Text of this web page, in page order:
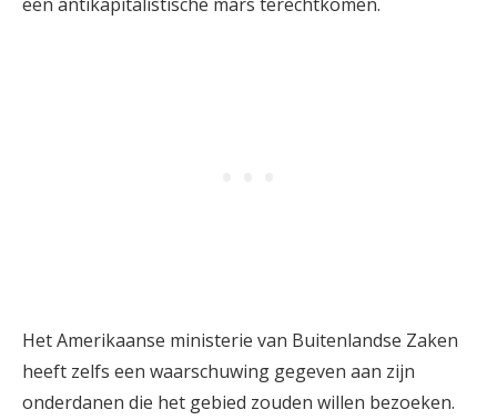
Het Amerikaanse ministerie van Buitenlandse Zaken
heeft zelfs een waarschuwing gegeven aan zijn
onderdanen die het gebied zouden willen bezoeken.